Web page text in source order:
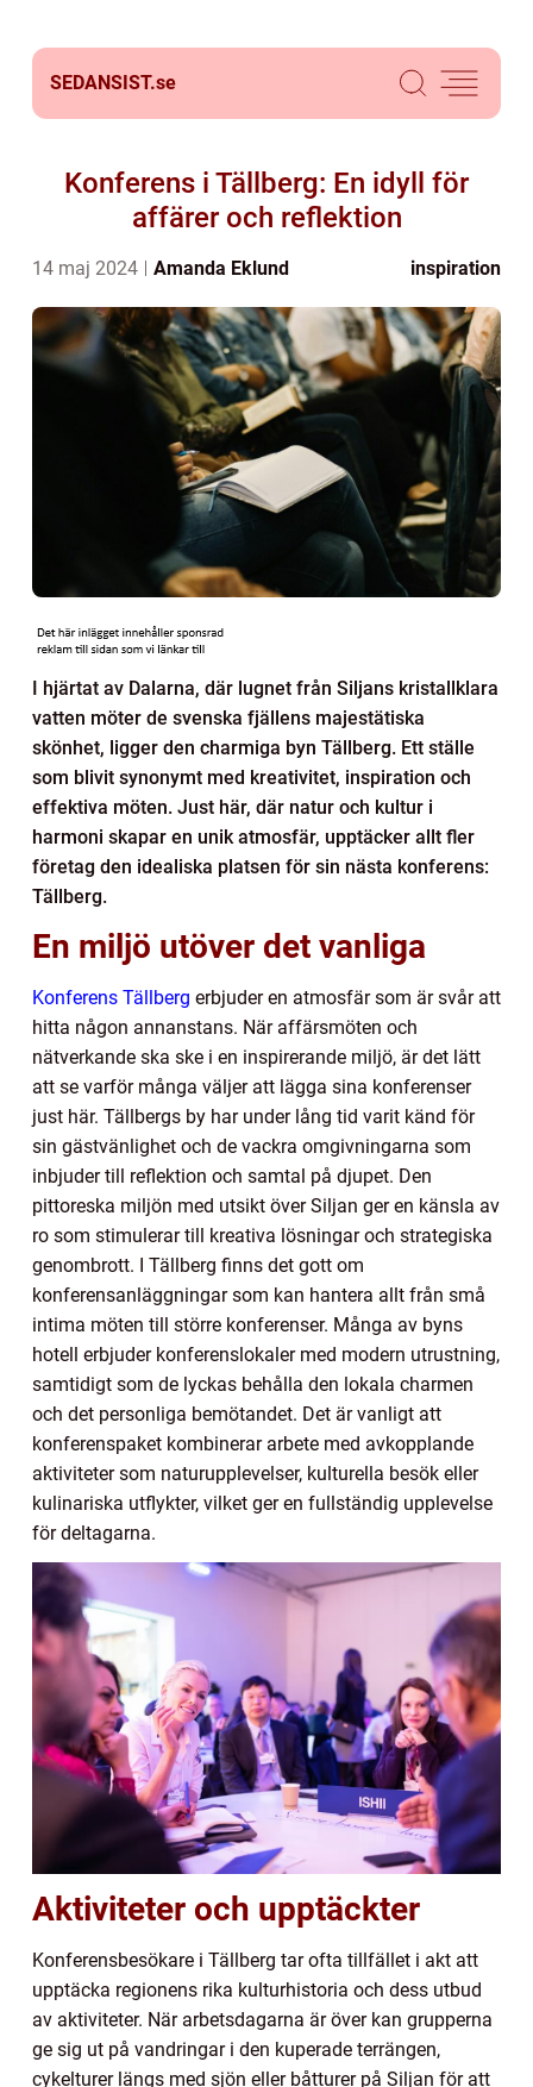
SEDANSIST.se
Konferens i Tällberg: En idyll för
affärer och reflektion
14 maj 2024 Amanda Eklund inspiration
I hjärtat av Dalarna, där lugnet från Siljans kristallklara
vatten möter de svenska fjällens majestätiska
skönhet, ligger den charmiga byn Tällberg. Ett ställe
som blivit synonymt med kreativitet, inspiration och
effektiva möten. Just här, där natur och kultur i
harmoni skapar en unik atmosfär, upptäcker allt fler
företag den idealiska platsen för sin nästa konferens:
Tällberg.
En miljö utöver det vanliga
Konferens Tällberg erbjuder en atmosfär som är svår att
hitta någon annanstans. När affärsmöten och
nätverkande ska ske i en inspirerande miljö, är det lätt
att se varför många väljer att lägga sina konferenser
just här. Tällbergs by har under lång tid varit känd för
sin gästvänlighet och de vackra omgivningarna som
inbjuder till reflektion och samtal på djupet. Den
pittoreska miljön med utsikt över Siljan ger en känsla av
ro som stimulerar till kreativa lösningar och strategiska
genombrott. I Tällberg finns det gott om
konferensanläggningar som kan hantera allt från små
intima möten till större konferenser. Många av byns
hotell erbjuder konferenslokaler med modern utrustning,
samtidigt som de lyckas behålla den lokala charmen
och det personliga bemötandet. Det är vanligt att
konferenspaket kombinerar arbete med avkopplande
aktiviteter som naturupplevelser, kulturella besök eller
kulinariska utflykter, vilket ger en fullständig upplevelse
för deltagarna.
Aktiviteter och upptäckter
Konferensbesökare i Tällberg tar ofta tillfället i akt att
upptäcka regionens rika kulturhistoria och dess utbud
av aktiviteter. När arbetsdagarna är över kan grupperna
ge sig ut på vandringar i den kuperade terrängen,
cykelturer längs med sjön eller båtturer på Siljan för att